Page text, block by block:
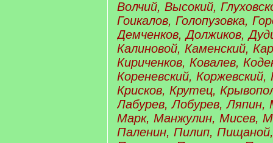
Волчий, Высокий,
Гоикалов, Голопузовка,
Демченков, Должиков,
Калиновой, Каменский,
Кириченков, Ковалев,
Кореневский,
Крисков, Крутец,
Лабурев, Лобурев,
Марк, Манжулин, Мисев,
Паленин, Пилип,